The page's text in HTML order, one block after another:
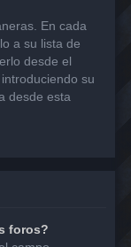
En cada
a su lista de
desde el
su
desde esta
foros?